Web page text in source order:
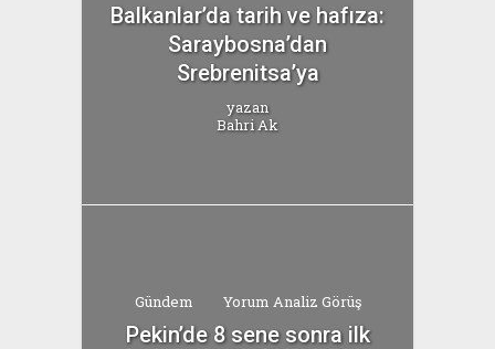
Balkanlar’da tarih ve hafıza:
Saraybosna’dan
Srebrenitsa’ya
yazan
Bahri Ak
Gündem Yorum Analiz Görüş
Pekin’de 8 sene sonra ilk